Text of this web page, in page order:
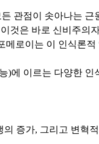
관점이 솟아나는 근
것은 바로 신비주의
로이는 이 인식론
)에 이르는 다양한 인
증가, 그리고 변혁